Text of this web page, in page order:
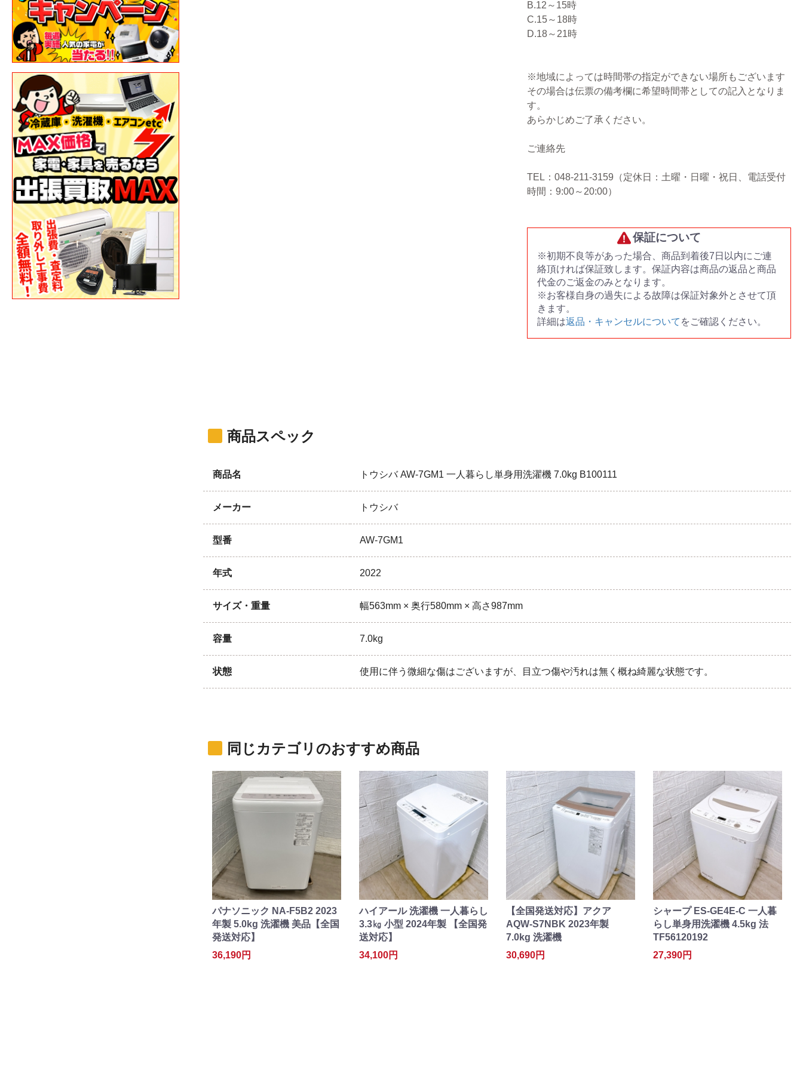
B.12～15時
C.15～18時
D.18～21時
※地域によっては時間帯の指定ができない場所もございます
その場合は伝票の備考欄に希望時間帯としての記入となりま
す。
あらかじめご了承ください。
ご連絡先
TEL：048-211-3159（定休日：土曜・日曜・祝日、電話受付
時間：9:00～20:00）
保証について
※初期不良等があった場合、商品到着後7日以内にご連
絡頂ければ保証致します。保証内容は商品の返品と商品
代金のご返金のみとなります。
※お客様自身の過失による故障は保証対象外とさせて頂
きます。
詳細は返品・キャンセルについて をご確認ください。
商品スペック
商品名 トウシバ AW-7GM1 一人暮らし単身用洗濯機 7.0kg B100111
メーカー トウシバ
型番 AW-7GM1
年式 2022
サイズ・重量 幅563mm × 奥行580mm × 高さ987mm
容量 7.0kg
状態 使用に伴う微細な傷はございますが、目立つ傷や汚れは無く概ね綺麗な状態です。
同じカテゴリのおすすめ商品
パナソニック NA-F5B2 2023
年製 5.0kg 洗濯機 美品【全国
発送対応】
36,190円
ハイアール 洗濯機 一人暮らし
3.3㎏ 小型 2024年製 【全国発
送対応】
34,100円
【全国発送対応】アクア
AQW-S7NBK 2023年製
7.0kg 洗濯機
30,690円
シャープ ES-GE4E-C 一人暮
らし単身用洗濯機 4.5kg 法
TF56120192
27,390円